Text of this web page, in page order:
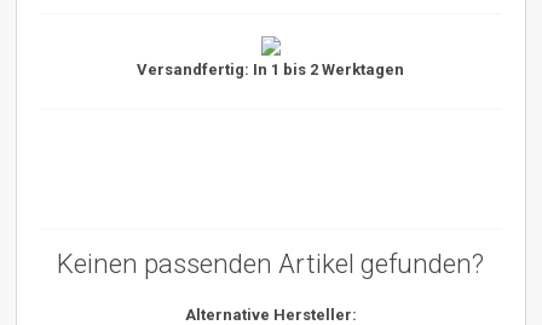
Versandfertig: In 1 bis 2 Werktagen
Keinen passenden Artikel gefunden?
Alternative Hersteller: